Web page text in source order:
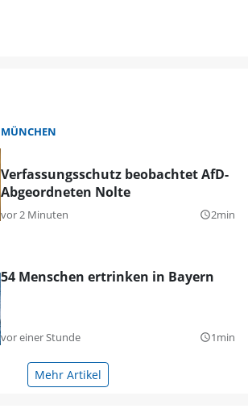
MÜNCHEN
Verfassungsschutz beobachtet AfD-
Abgeordneten Nolte
vor 2 Minuten query_builder2min
54 Menschen ertrinken in Bayern
vor einer Stunde query_builder1min
Mehr Artikel